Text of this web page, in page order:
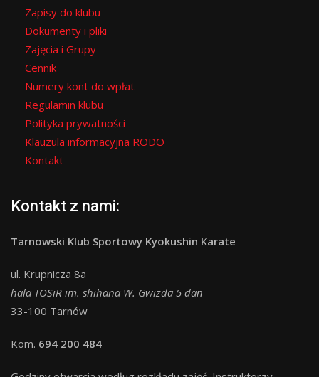
Zapisy do klubu
Dokumenty i pliki
Zajęcia i Grupy
Cennik
Numery kont do wpłat
Regulamin klubu
Polityka prywatności
Klauzula informacyjna RODO
Kontakt
Kontakt z nami:
Tarnowski Klub Sportowy Kyokushin Karate
ul. Krupnicza 8a
hala TOSiR im. shihana W. Gwizda 5 dan
33-100 Tarnów
Kom. 694 200 484